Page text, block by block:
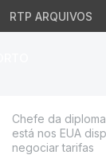
RTP ARQUIVOS
Chefe da
está nos EUA
negociar tarifas